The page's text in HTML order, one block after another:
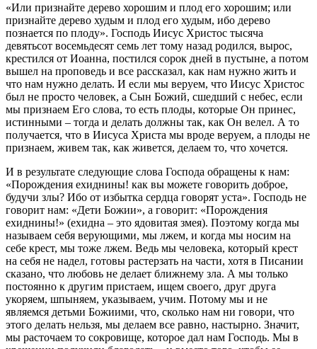
«Или признайте дерево хорошим и плод его хорошим; или
признайте дерево худым и плод его худым, ибо дерево
познается по плоду». Господь Иисус Христос тысяча
девятьсот восемьдесят семь лет тому назад родился, вырос,
крестился от Иоанна, постился сорок дней в пустыне, а потом
вышел на проповедь и все рассказал, как нам нужно жить и
что нам нужно делать. И если мы веруем, что Иисус Христос
был не просто человек, а Сын Божий, сшедший с небес, если
мы признаем Его слова, то есть плоды, которые Он принес,
истинными – тогда и делать должны так, как Он велел. А то
получается, что в Иисуса Христа мы вроде веруем, а плоды не
признаем, живем так, как живется, делаем то, что хочется.
И в результате следующие слова Господа обращены к нам:
«Порождения ехиднины! как вы можете говорить доброе,
будучи злы? Ибо от избытка сердца говорят уста». Господь не
говорит нам: «Дети Божии», а говорит: «Порождения
ехиднины!» (ехидна – это ядовитая змея). Поэтому когда мы
называем себя верующими, мы лжем, и когда мы носим на
себе крест, мы тоже лжем. Ведь мы человека, который крест
на себя не надел, готовы растерзать на части, хотя в Писании
сказано, что любовь не делает ближнему зла. А мы только
постоянно к другим пристаем, ищем своего, друг друга
укоряем, шпыняем, указываем, учим. Потому мы и не
являемся детьми Божиими, что, сколько нам ни говори, что
этого делать нельзя, мы делаем все равно, настырно. Значит,
мы расточаем то сокровище, которое дал нам Господь. Мы в